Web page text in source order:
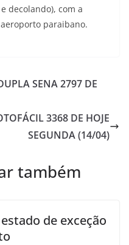
decolando), com a
paraibano.
SENA 2797 DE
3368 DE HOJE
SEGUNDA (14/04)
também
de exceção